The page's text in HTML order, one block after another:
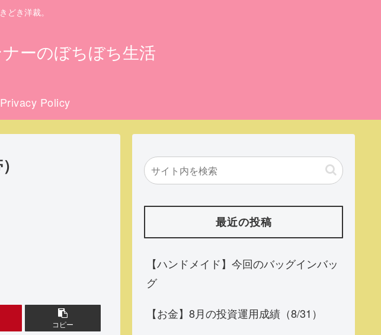
どき洋裁。
ーのぼちぼち生活
Privacy Policy
コピー
最近の投稿
【ハンドメイド】今回のバッグインバッ
グ
【お金】8月の投資運用成績（8/31）